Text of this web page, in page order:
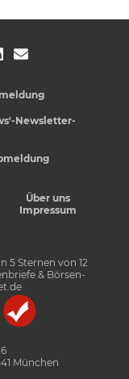
Newsletter-
Über uns
Impressum
5Sternen von 12
& Börsen-
München